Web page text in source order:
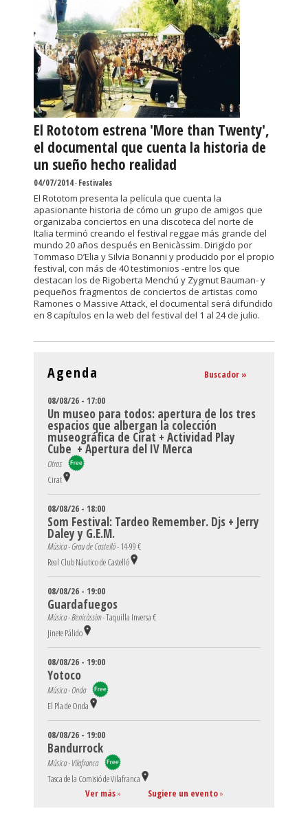
El Rototom estrena 'More than Twenty',
el documental que cuenta la historia de
un sueño hecho realidad
04/07/2014-Festivales
El Rototom presenta la película que cuenta la
apasionante historia de cómo un grupo de amigos que
organizaba conciertos en una discoteca del norte de
Italia terminó creando el festival reggae más grande del
mundo 20 años después en Benicàssim. Dirigido por
Tommaso D’Elia y Silvia Bonanni y producido por el propio
festival, con más de 40 testimonios -entre los que
destacan los de Rigoberta Menchú y Zygmut Bauman- y
pequeños fragmentos de conciertos de artistas como
Ramones o Massive Attack, el documental será difundido
en 8 capítulos en la web del festival del 1 al 24 de julio.
Agenda Buscador »
08/08/26 - 17:00
Un museo para todos: apertura de los tres
espacios que albergan la colección
museográfica de Cirat + Actividad Play
Cube + Apertura del IV Merca
Otros
Cirat
08/08/26 - 18:00
Som Festival: Tardeo Remember. Djs + Jerry
Daley y G.E.M.
Música - Grau de Castelló -14-99 €
Real Club Náutico de Castelló
08/08/26 - 19:00
Guardafuegos
Música - Benicàssim -Taquilla Inversa €
Jinete Pálido
08/08/26 - 19:00
Yotoco
Música - Onda
El Pla de Onda
08/08/26 - 19:00
Bandurrock
Música - Vilafranca
Tasca de la Comisió de Vilafranca
Ver más» Sugiere un evento»